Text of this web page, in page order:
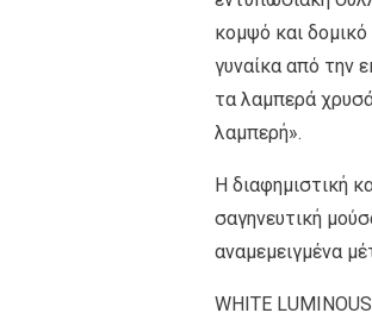
κομψό και
γυναίκα από την
τα λαμπερά
λαμπερή».
Η διαφημιστική
σαγηνευτική
αναμεμειγμένα
WHITE